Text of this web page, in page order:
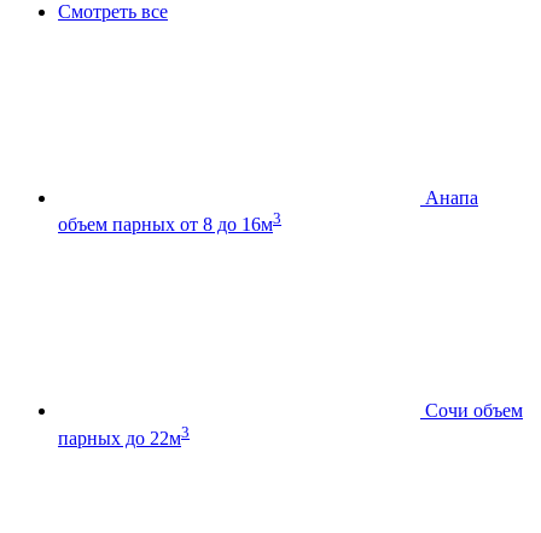
Смотреть все
Анапа
объем парных от 8 до 16м3
Сочи объем
парных до 22м3